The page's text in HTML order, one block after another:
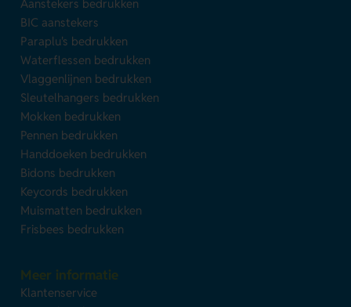
Aanstekers bedrukken
BIC aanstekers
Paraplu's bedrukken
Waterflessen bedrukken
Vlaggenlijnen bedrukken
Sleutelhangers bedrukken
Mokken bedrukken
Pennen bedrukken
Handdoeken bedrukken
Bidons bedrukken
Keycords bedrukken
Muismatten bedrukken
Frisbees bedrukken
Meer informatie
Klantenservice